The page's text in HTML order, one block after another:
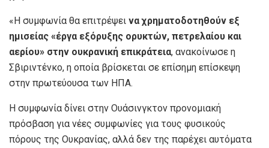
«Η συμφωνία θα επιτρέψει να χρηματοδοτηθούν εξ
ημισείας «έργα εξόρυξης ορυκτών, πετρελαίου και
αερίου» στην ουκρανική επικράτεια, ανακοίνωσε η
Σβιριντένκο, η οποία βρίσκεται σε επίσημη επίσκεψη
στην πρωτεύουσα των ΗΠΑ.
Η συμφωνία δίνει στην Ουάσινγκτον προνομιακή
πρόσβαση για νέες συμφωνίες για τους φυσικούς
πόρους της Ουκρανίας, αλλά δεν της παρέχει αυτόματα